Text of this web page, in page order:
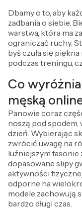
Dbamy o to, aby
zadbania o siebie.
warstwa, która ma
ograniczać ruchy.
byś czuła się
podczas treningu,
Co
męską
Panowie coraz
noszą pod spodem,
dzień. Wybierając
zwrócić uwagę na
luźniejszym
dopasowane slipy
aktywności
odporne na
modele zachowują
bardzo długi czas.